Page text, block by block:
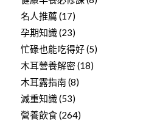
名人推薦 (17)
孕期知識(23)
忙碌也能吃得好(5)
木耳營養解密(18)
木耳露指南(8)
減重知識(53)
營養飲食(264)